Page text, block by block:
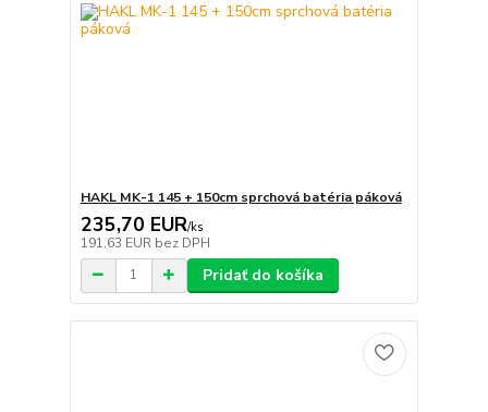
HAKL MK-1 145 + 150cm sprchová batéria páková
235,70 EUR/ks
191,63 EUR bez DPH
Pridať do košíka